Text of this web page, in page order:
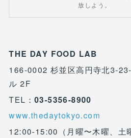
放しよう。
THE DAY FOOD LAB
166-0002 杉並区高円寺北3-
ル 2F
TEL： 03-5356-8900
www.thedaytokyo.com
12:00-15:00（月曜〜木曜、土